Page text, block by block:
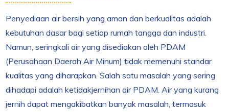
Penyediaan air bersih yang aman dan berkualitas adalah
kebutuhan dasar bagi setiap rumah tangga dan industri.
Namun, seringkali air yang disediakan oleh PDAM
(Perusahaan Daerah Air Minum) tidak memenuhi standar
kualitas yang diharapkan. Salah satu masalah yang sering
dihadapi adalah ketidakjernihan air PDAM. Air yang kurang
jernih dapat mengakibatkan banyak masalah, termasuk